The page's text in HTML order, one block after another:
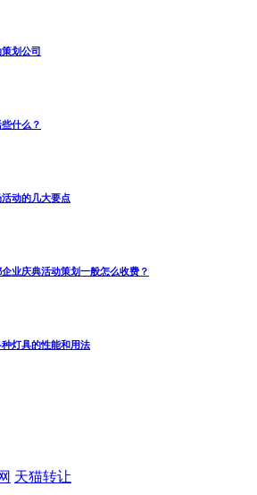
划公司
什么？
活动的几大要点
业庆典活动策划一般怎么收费？
种灯具的性能和用法
天猫转让